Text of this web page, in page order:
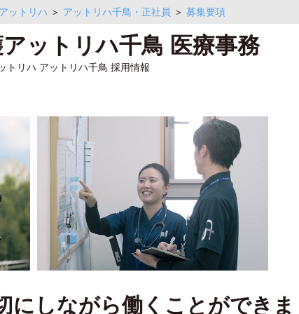
ットリハ ＞ アットリハ千鳥・正社員 ＞ 募集要項
ットリハ千鳥 医療事務
トリハ アットリハ千鳥 採用情報
にしながら働くことができま